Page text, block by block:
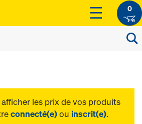
0
les prix de vos produits
connecté(e)ou inscrit(e).